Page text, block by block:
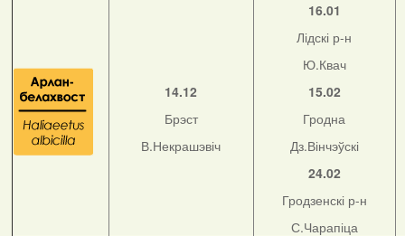
14.12
Брэст
В.Некрашэвіч
16.01
Лідскі р-н
Ю.Квач
15.02
Гродна
Дз.Вінчэўскі
24.02
Гродзенскі р-н
С.Чарапіца